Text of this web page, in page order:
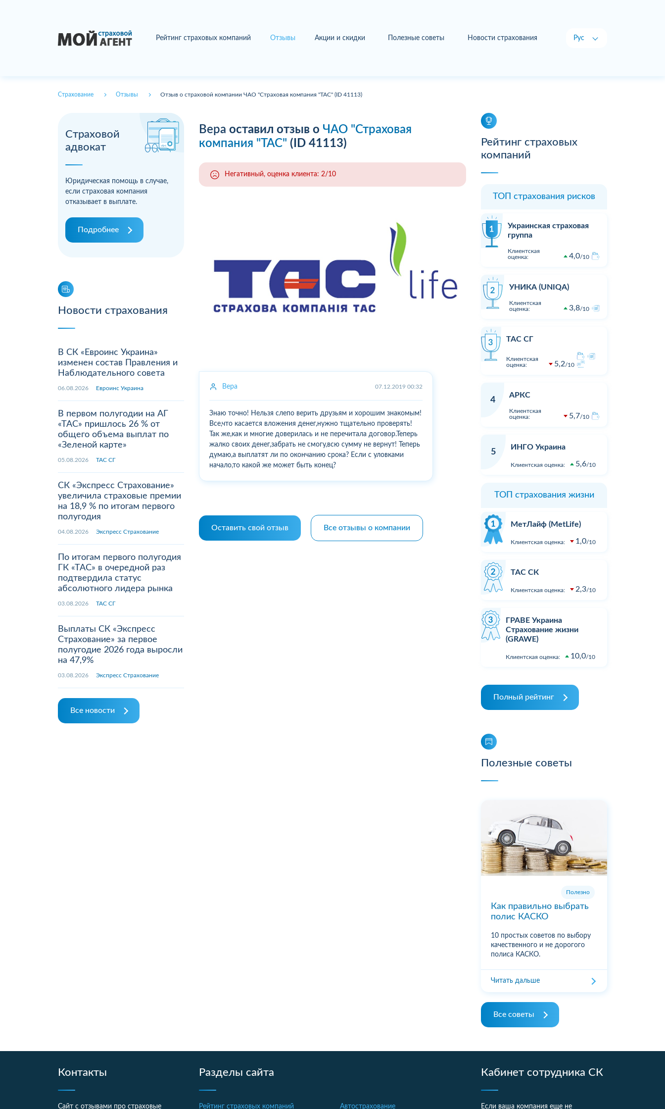
Рейтинг страховых компаний Отзывы Акции и скидки Полезные советы Новости страхования Рус
Страхование Отзывы Отзыв о страховой компании ЧАО "Страховая компания "ТАС" (ID 41113)
Страховой
адвокат
Юридическая помощь в случае,
если страховая компания
отказывает в выплате.
Подробнее
Новости страхования
В СК «Евроинс Украина»
изменен состав Правления и
Наблюдательного совета
06.08.2026 Евроинс Украина
В первом полугодии на АГ
«ТАС» пришлось 26 % от
общего объема выплат по
«Зеленой карте»
05.08.2026 ТАС СГ
СК «Экспресс Страхование»
увеличила страховые премии
на 18,9 % по итогам первого
полугодия
04.08.2026 Экспресс Страхование
По итогам первого полугодия
ГК «ТАС» в очередной раз
подтвердила статус
абсолютного лидера рынка
03.08.2026 ТАС СГ
Выплаты СК «Экспресс
Страхование» за первое
полугодие 2026 года выросли
на 47,9%
03.08.2026 Экспресс Страхование
Все новости
Вера оставил отзыв о ЧАО "Страховая
компания "ТАС" (ID 41113)
Негативный, оценка клиента: 2/10
Вера 07.12.2019 00:32
Знаю точно! Нельзя слепо верить друзьям и хорошим знакомым!
Все,что касается вложения денег,нужно тщательно проверять!
Так же,как и многие доверилась и не перечитала договор.Теперь
жалко своих денег,забрать не смогу,всю сумму не вернут! Теперь
думаю,а выплатят ли по окончанию срока? Если с уловками
начало,то какой же может быть конец?
Оставить свой отзыв Все отзывы о компании
Рейтинг страховых
компаний
ТОП страхования рисков
Украинская страховая
группа
Клиентская
оценка:
4,0 10
УНИКА (UNIQA)
Клиентская
оценка:
3,8 10
ТАС СГ
Клиентская
оценка:
5,2 10
4
АРКС
Клиентская
оценка:
5,7 10
5
ИНГО Украина
Клиентская оценка: 5,6 10
ТОП страхования жизни
МетЛайф (MetLife)
Клиентская оценка: 1,0 10
ТАС СК
Клиентская оценка: 2,3 10
ГРАВЕ Украина
Страхование жизни
(GRAWE)
Клиентская оценка: 10,0 10
Полный рейтинг
Полезные советы
Полезно
Как правильно выбрать
полис КАСКО
10 простых советов по выбору
качественного и не дорогого
полиса КАСКО.
Читать дальше
Все советы
Контакты
Сайт с отзывами про страховые
Разделы сайта
Рейтинг страховых компаний Автострахование
Кабинет сотрудника СК
Если ваша компания еще не